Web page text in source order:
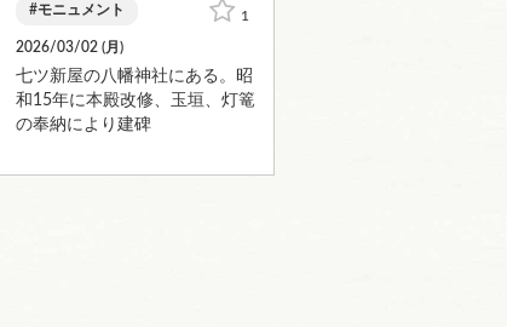
1
モニュメント
2026/03/02 (月 )
七ツ新屋の八幡神社にある。昭
和15年に本殿改修、玉垣、灯篭
の奉納により建碑